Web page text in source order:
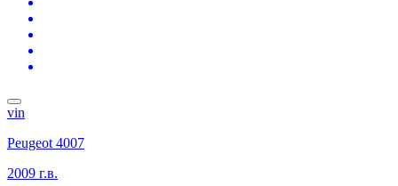
vin
Peugeot 4007
2009 г.в.